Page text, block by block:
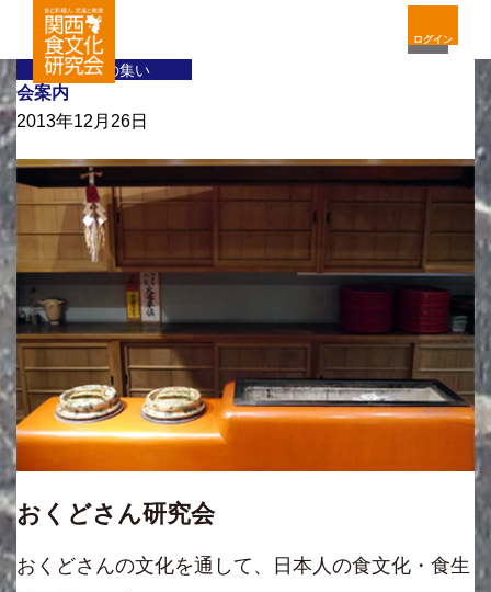
ログイン
料理人の集い
会案内
2013年12月26日
おくどさん研究会
おくどさんの文化を通して、日本人の食文化・食生